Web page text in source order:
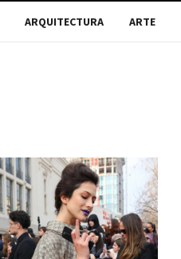
ARQUITECTURA ARTE